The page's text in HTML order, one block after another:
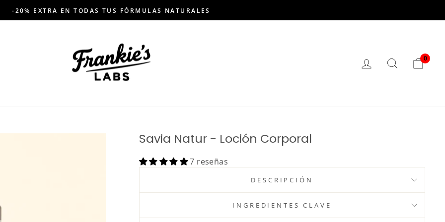
Pausar
de
diapositivas
-20% EXTRA EN TODAS TUS FÓRMULAS NATURALES
ACCESOBUSCAR
0
Savia Natur - Loción Corporal
7 reseñas
DESCRIPCIÓN
INGREDIENTES CLAVE